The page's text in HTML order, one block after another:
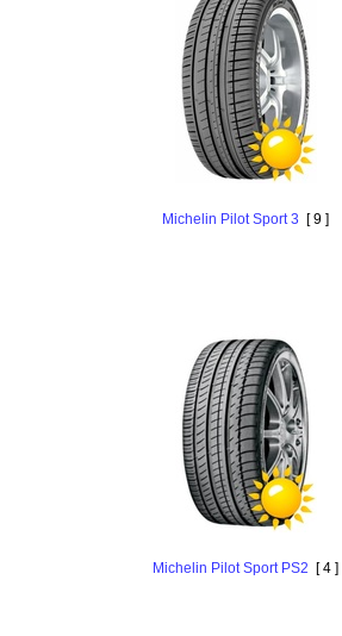
Michelin Pilot Sport 3 [ 9 ]
Michelin Pilot Sport PS2 [ 4 ]